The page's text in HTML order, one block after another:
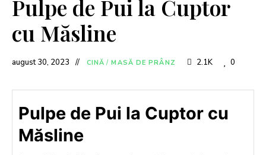
Pulpe de Pui la Cuptor
cu Măsline
august 30, 2023 CINĂ / MASĂ DE PRÂNZ 2.1K 0
Pulpe de Pui la Cuptor cu
Măsline